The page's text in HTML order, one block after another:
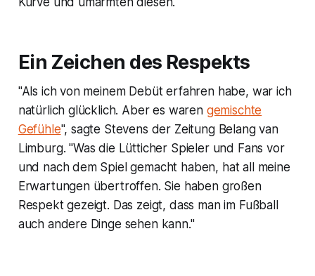
Ein Zeichen des Respekts
"Als ich von meinem Debüt erfahren habe, war ich
natürlich glücklich. Aber es waren gemischte
Gefühle", sagte Stevens der Zeitung Belang van
Limburg. "Was die Lütticher Spieler und Fans vor
und nach dem Spiel gemacht haben, hat all meine
Erwartungen übertroffen. Sie haben großen
Respekt gezeigt. Das zeigt, dass man im Fußball
auch andere Dinge sehen kann."